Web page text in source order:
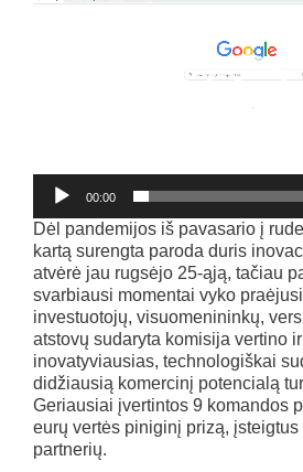
00:00
Dėl pandemijos iš pavasario į
kartą surengta paroda duris
atvėrė jau rugsėjo 25-ąją, tačiau
svarbiausi momentai vyko
investuotojų, visuomenininkų,
atstovų sudaryta komisija vertino
inovatyviausias, technologiškai
didžiausią komercinį potencialą
Geriausiai įvertintos 9 komandos
eurų vertės piniginį prizą,
partnerių.